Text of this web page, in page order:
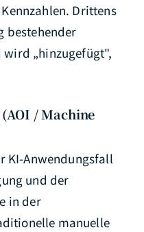
Drittens
bestehender
„hinzugefügt",
/ Machine
KI-Anwendungsfall
und der
in der
manuelle